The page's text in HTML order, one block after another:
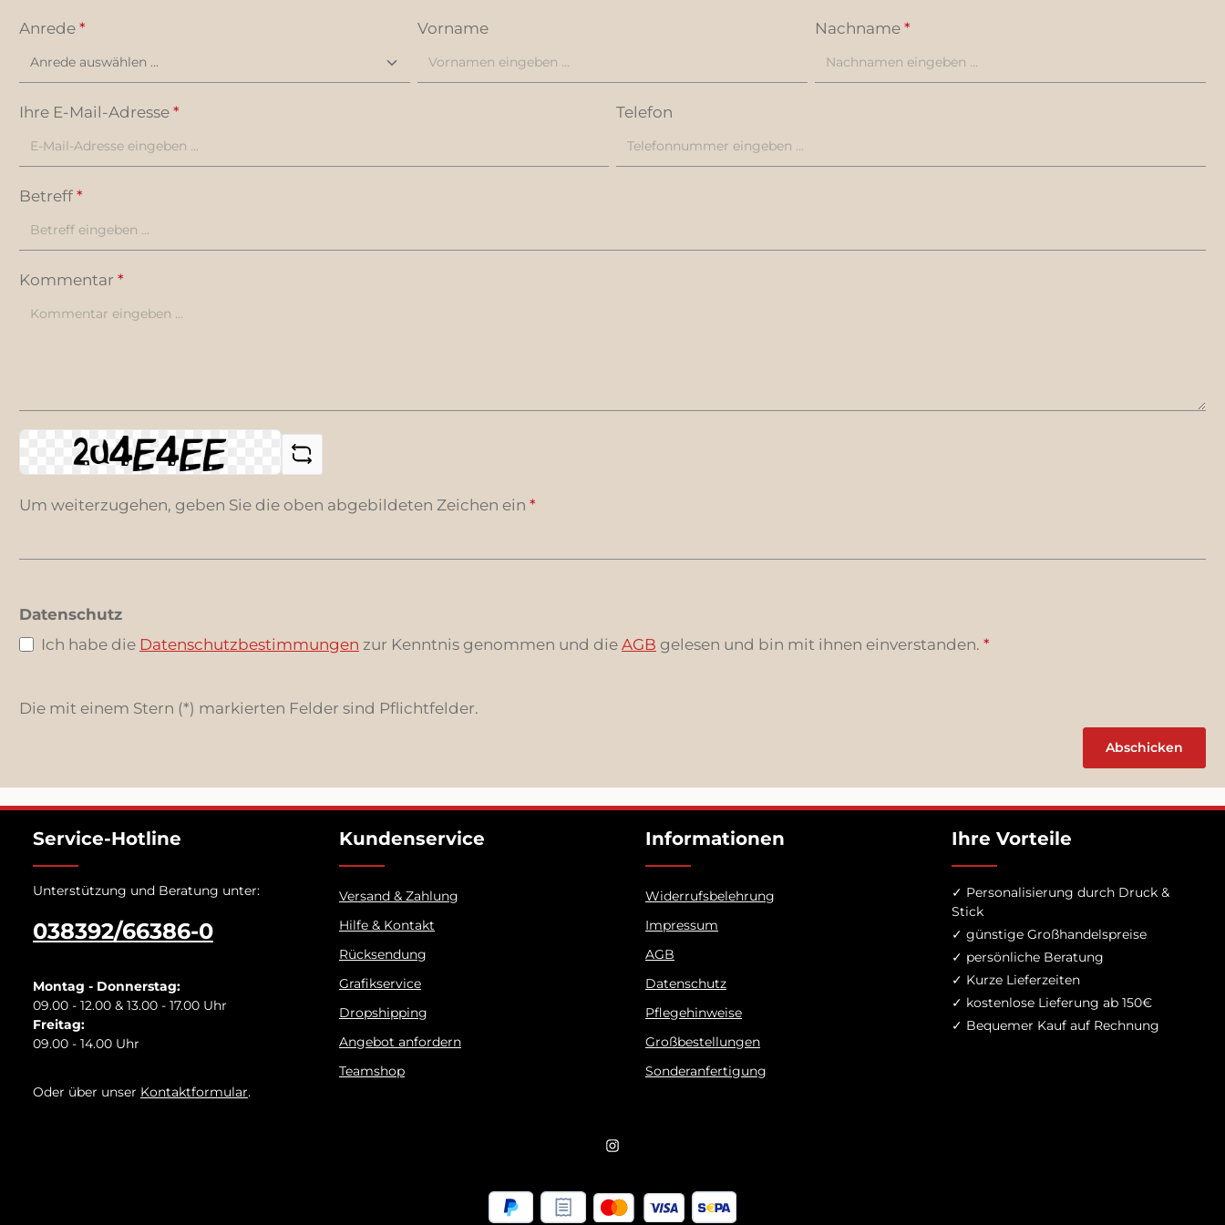
Anrede * Vorname Nachname*
Ihre E-Mail-Adresse * Telefon
Betreff *
Kommentar *
Um weiterzugehen, geben Sie die oben abgebildeten Zeichen ein *
Datenschutz
Ich habe die Datenschutzbestimmungen zur Kenntnis genommen und die AGB gelesen und bin mit ihnen einverstanden. *
Die mit einem Stern (*) markierten Felder sind Pflichtfelder.
Abschicken
Service-Hotline
Unterstützung und Beratung unter:
038392/66386-0
Montag - Donnerstag:
09.00 - 12.00 & 13.00 - 17.00 Uhr
Freitag:
09.00 - 14.00 Uhr
Oder über unser Kontaktformular.
Kundenservice
Versand & Zahlung
Hilfe & Kontakt
Rücksendung
Grafikservice
Dropshipping
Angebot anfordern
Teamshop
Informationen
Widerrufsbelehrung
Impressum
AGB
Datenschutz
Pflegehinweise
Großbestellungen
Sonderanfertigung
Ihre Vorteile
✓ Personalisierung durch Druck &
Stick
✓ günstige Großhandelspreise
✓ persönliche Beratung
✓ Kurze Lieferzeiten
✓ kostenlose Lieferung ab 150€
✓ Bequemer Kauf auf Rechnung